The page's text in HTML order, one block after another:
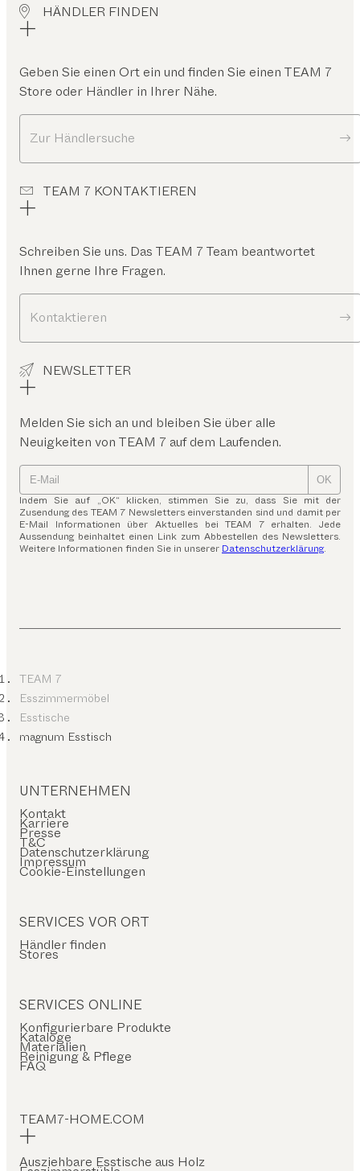
HÄNDLER FINDEN
Geben Sie einen Ort ein und finden Sie einen TEAM 7
Store oder Händler in Ihrer Nähe.
Zur Händlersuche
TEAM 7 KONTAKTIEREN
Schreiben Sie uns. Das TEAM 7 Team beantwortet
Ihnen gerne Ihre Fragen.
Kontaktieren
NEWSLETTER
Melden Sie sich an und bleiben Sie über alle
Neuigkeiten von TEAM 7 auf dem Laufenden.
OK
Indem Sie auf „OK“ klicken, stimmen Sie zu, dass Sie mit der
Zusendung des TEAM 7 Newsletters einverstanden sind und damit per
E-Mail Informationen über Aktuelles bei TEAM 7 erhalten. Jede
Aussendung beinhaltet einen Link zum Abbestellen des Newsletters.
Weitere Informationen finden Sie in unserer Datenschutzerklärung.
TEAM 7
Esszimmermöbel
Esstische
magnum Esstisch
UNTERNEHMEN
Kontakt
Karriere
Presse
T&C
Datenschutzerklärung
Impressum
Cookie-Einstellungen
SERVICES VOR ORT
Händler finden
Stores
SERVICES ONLINE
Konfigurierbare Produkte
Kataloge
Materialien
Reinigung & Pflege
FAQ
TEAM7-HOME.COM
Ausziehbare Esstische aus Holz